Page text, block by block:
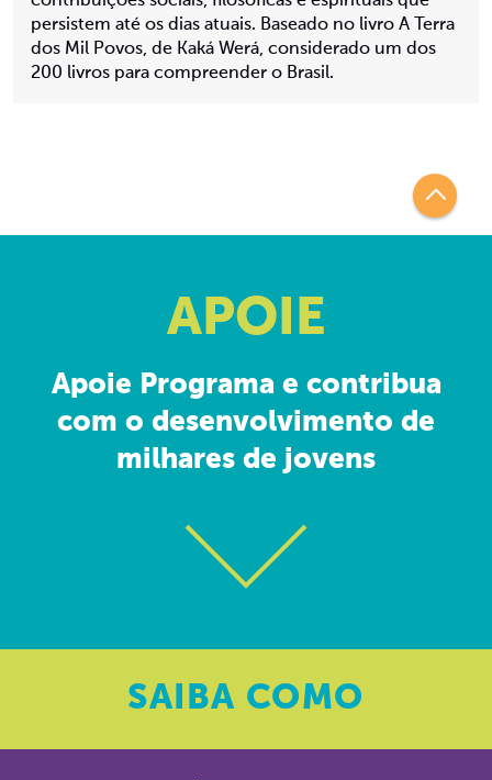
persistem até os dias atuais. Baseado no livro A Terra
dos Mil Povos, de Kaká Werá, considerado um dos
200 livros para compreender o Brasil.
APOIE
Apoie Programa e contribua
com o desenvolvimento de
milhares de jovens
SAIBA COMO